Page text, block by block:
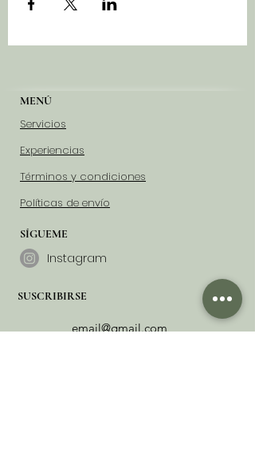
MENÚ
Servicios
Experiencias
Términos y condiciones
Políticas de envío
SÍGUEME
Instagram
SUSCRIBIRSE